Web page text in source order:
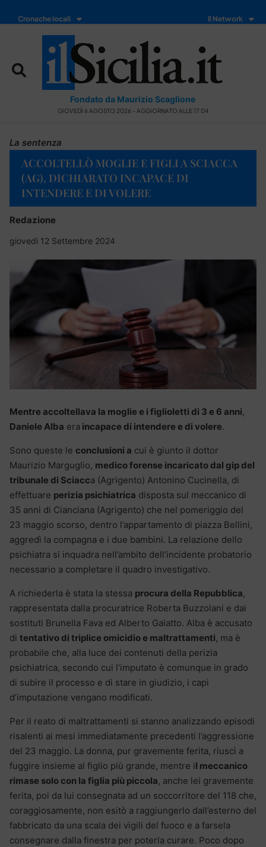
Cronache locali Il Network
Fondato da Maurizio Scaglione
GIOVEDÌ 6 AGOSTO 2026 - AGGIORNATO ALLE 17:04
La sentenza
ACCOLTELLÒ MOGLIE E FIGLI A SCIACCA
(AG), DICHIARATO INCAPACE DI
INTENDERE E DI VOLERE
Redazione
giovedì 12 Settembre 2024
Mentre accoltellava la moglie e i figlioletti di 3 e 6 anni,
Daniele Alba era incapace di intendere e di volere.
Sono queste le conclusioni a cui è giunto il dottor
Maurizio Marguglio, medico forense incaricato dal gip del
tribunale di Sciacca (Agrigento) Antonino Cucinella, di
effettuare perizia psichiatrica disposta sul meccanico di
35 anni di Cianciana (Agrigento) che nel pomeriggio del
23 maggio scorso, dentro l’appartamento di piazza Bellini,
aggredì la compagna e i due bambini. La relazione dello
psichiatra si inquadra nell’ambito dell’incidente probatorio
necessario a completare il quadro investigativo.
A richiederla è stata la stessa procura della Repubblica,
rappresentata dalla procuratrice Roberta Buzzolani e dai
sostituti Brunella Fava ed Alberto Gaiatto. Alba è accusato
di tentativo di triplice omicidio e maltrattamenti, ma è
probabile che, alla luce dei contenuti della perizia
psichiatrica, secondo cui l’imputato è comunque in grado
di subire il processo e di stare in giudizio, i capi
d’imputazione vengano modificati.
Per il reato di maltrattamenti si stanno analizzando episodi
risalenti ai mesi immediatamente precedenti l’aggressione
del 23 maggio. La donna, pur gravemente ferita, riuscì a
fuggire insieme al figlio più grande, mentre il meccanico
rimase solo con la figlia più piccola, anche lei gravemente
ferita, poi da lui consegnata ad un soccorritore del 118 che,
coraggiosamente, non esitò a raggiungerlo dall’esterno del
fabbricato da una scala dei vigili del fuoco e a farsela
consegnare dalla finestra per poterla curare. Poco dopo